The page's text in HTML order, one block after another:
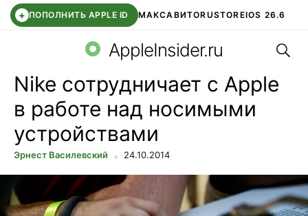
+ ПОПОЛНИТЬ APPLE ID МАКСАВИТОRUSTOREIOS 26.6
СБЕР КИДС ВТБ ОНЛАЙН ЧАТ В ROBLOX
AppleInsider.ru
Nike сотрудничает с Apple
в работе над носимыми
устройствами
Эрнест Василевский 24.10.2014